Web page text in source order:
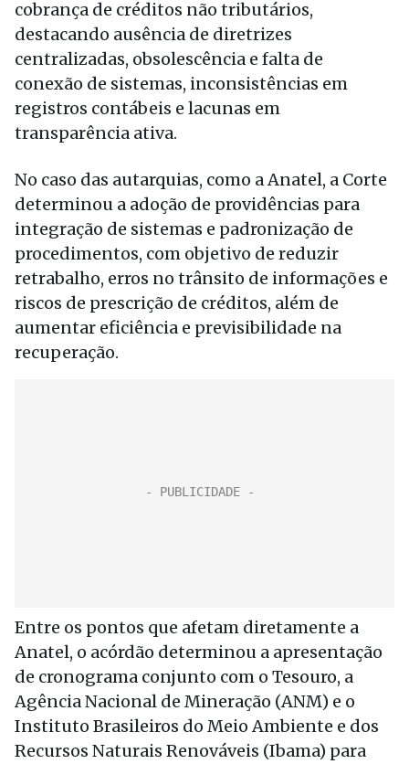
cobrança de créditos não tributários,
destacando ausência de diretrizes
centralizadas, obsolescência e falta de
conexão de sistemas, inconsistências em
registros contábeis e lacunas em
transparência ativa.
No caso das autarquias, como a Anatel, a Corte
determinou a adoção de providências para
integração de sistemas e padronização de
procedimentos, com objetivo de reduzir
retrabalho, erros no trânsito de informações e
riscos de prescrição de créditos, além de
aumentar eficiência e previsibilidade na
recuperação.
Entre os pontos que afetam diretamente a
Anatel, o acórdão determinou a apresentação
de cronograma conjunto com o Tesouro, a
Agência Nacional de Mineração (ANM) e o
Instituto Brasileiros do Meio Ambiente e dos
Recursos Naturais Renováveis (Ibama) para